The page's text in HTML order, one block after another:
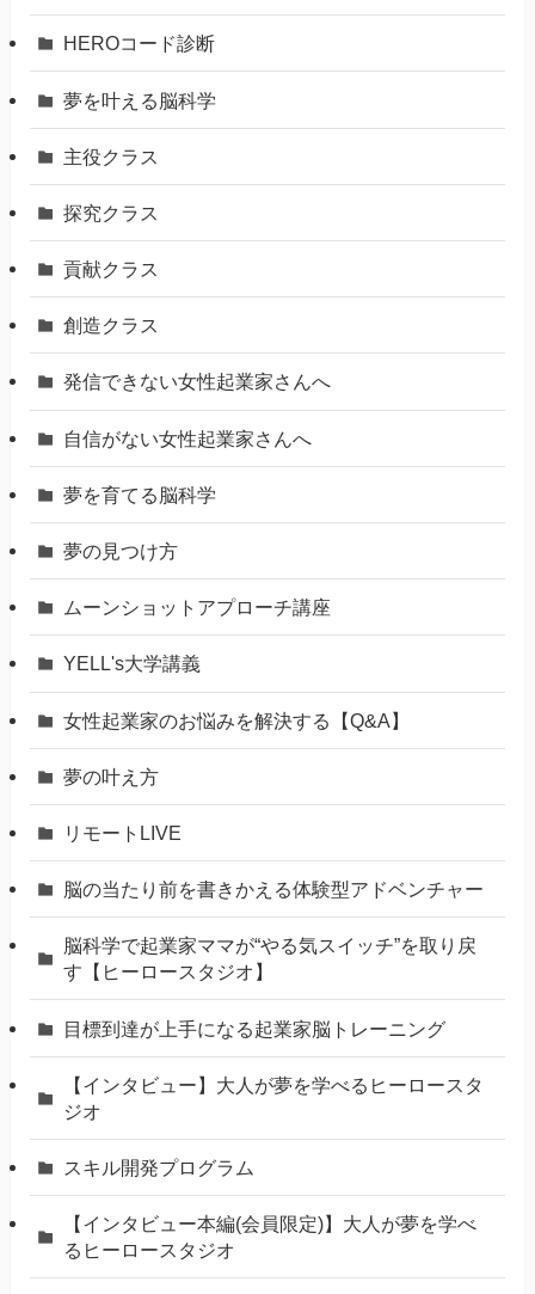
HEROコード診断
夢を叶える脳科学
主役クラス
探究クラス
貢献クラス
創造クラス
発信できない女性起業家さんへ
自信がない女性起業家さんへ
夢を育てる脳科学
夢の見つけ方
ムーンショットアプローチ講座
YELL's大学講義
女性起業家のお悩みを解決する【Q&A】
夢の叶え方
リモートLIVE
脳の当たり前を書きかえる体験型アドベンチャー
脳科学で起業家ママが“やる気スイッチ”を取り戻
す【ヒーロースタジオ】
⽬標到達が上⼿になる起業家脳トレーニング
【インタビュー】大人が夢を学べるヒーロースタ
ジオ
スキル開発プログラム
【インタビュー本編(会員限定)】大人が夢を学べ
るヒーロースタジオ